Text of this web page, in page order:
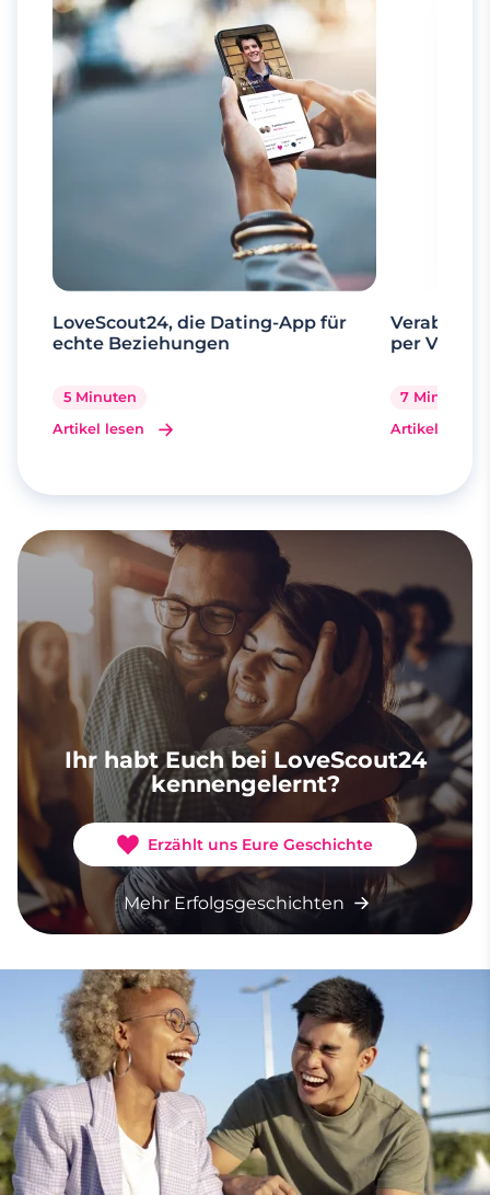
LoveScout24, die Dating-App für
echte Beziehungen
5 Minuten
Artikel lesen
per
7 Minuten
Artikel lesen
Ihr habt Euch bei LoveScout24
kennengelernt?
Erzählt uns Eure Geschichte
Mehr Erfolgsgeschichten